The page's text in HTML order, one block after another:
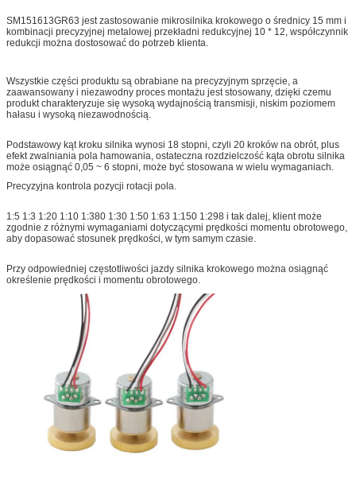
SM151613GR63 jest zastosowanie mikrosilnika krokowego o średnicy 15 mm i
kombinacji precyzyjnej metalowej przekładni redukcyjnej 10 * 12, współczynnik
redukcji można dostosować do potrzeb klienta.
Wszystkie części produktu są obrabiane na precyzyjnym sprzęcie, a
zaawansowany i niezawodny proces montażu jest stosowany, dzięki czemu
produkt charakteryzuje się wysoką wydajnością transmisji, niskim poziomem
hałasu i wysoką niezawodnością.
Podstawowy kąt kroku silnika wynosi 18 stopni, czyli 20 kroków na obrót, plus
efekt zwalniania pola hamowania, ostateczna rozdzielczość kąta obrotu silnika
może osiągnąć 0,05 ~ 6 stopni, może być stosowana w wielu wymaganiach.
Precyzyjna kontrola pozycji rotacji pola.
1:5 1:3 1:20 1:10 1:380 1:30 1:50 1:63 1:150 1:298 i tak dalej, klient może
zgodnie z różnymi wymaganiami dotyczącymi prędkości momentu obrotowego,
aby dopasować stosunek prędkości, w tym samym czasie.
Przy odpowiedniej częstotliwości jazdy silnika krokowego można osiągnąć
określenie prędkości i momentu obrotowego.